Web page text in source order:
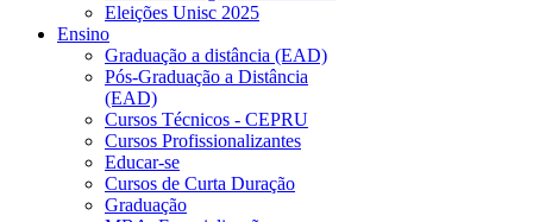
Eleições Unisc 2025
Ensino
Graduação a distância (EAD)
Pós-Graduação a Distância
(EAD)
Cursos Técnicos - CEPRU
Cursos Profissionalizantes
Educar-se
Cursos de Curta Duração
Graduação